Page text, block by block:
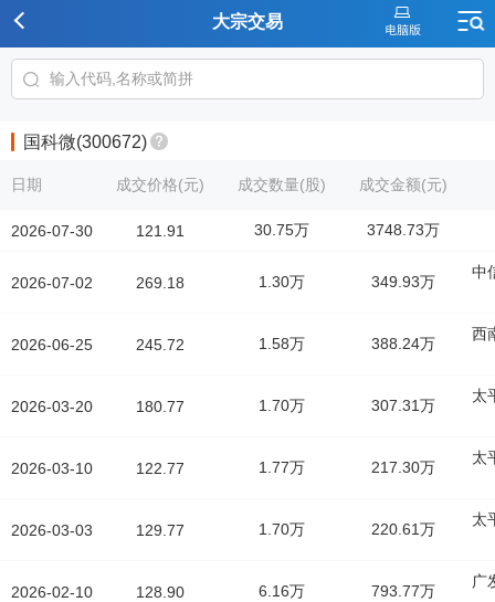
大宗交易
国科微(300672)
日期
2026-07-30
2026-07-02
2026-06-25
2026-03-20
2026-03-10
2026-03-03
2026-02-10
成交价格(元) 成交数量(股) 成交金额(元)
121.91 30.75万 3748.73万
269.18 1.30万 349.93万
中
245.72 1.58万 388.24万
西
180.77 1.70万 307.31万
太
122.77 1.77万 217.30万
太
129.77 1.70万 220.61万
太
128.90 6.16万 793.77万
广